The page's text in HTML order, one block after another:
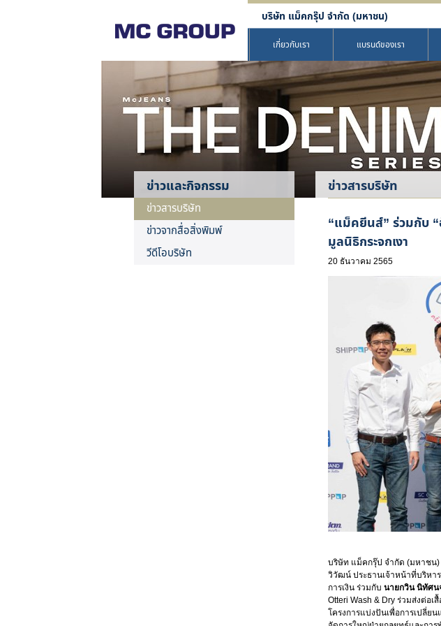
บริษัท แม็คกรุ๊ป จำกัด (มหาชน)
เกี่ยวกับเรา แบรนด์ของเรา
ข่าวและกิจกรรม
ข่าวสารบริษัท
ข่าวจากสื่อสิ่งพิมพ์
วีดีโอบริษัท
ข่าวสารบริษัท
“แม็คยีนส์” ร่วมกับ
มูลนิธิกระจกเงา
20 ธันวาคม 2565
บริษัท แม็คกรุ๊ป จำกัด (มหาชน
วิวัฒน์ ประธานเจ้าหน้าที่บริหา
การเงิน ร่วมกับ นายกวิน นิทัศน
Otteri Wash & Dry ร่วมส่งต่อเ
โครงการแบ่งปันเพื่อการเปลี่ย